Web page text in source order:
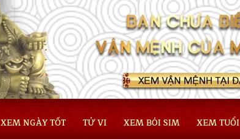
XEM NGÀY TỐT TỬ VI XEM BÓI SIM XEM TUỔI